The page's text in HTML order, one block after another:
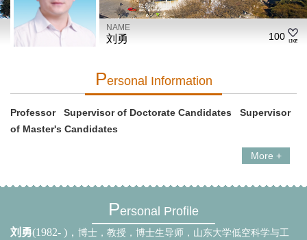
NAME
刘勇 100
PErsonal Information
Professor Supervisor of Doctorate Candidates Supervisor
of Master's Candidates
More +
Personal Profile
刘勇(1982- ) ， 博士，教授，博士生导师，山东大学低空科学与工